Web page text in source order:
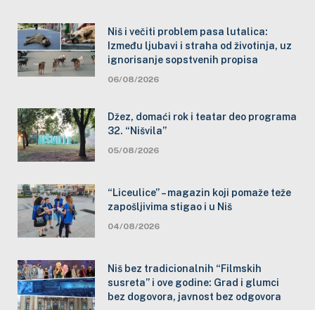
Niš i večiti problem pasa lutalica:
Između ljubavi i straha od životinja, uz
ignorisanje sopstvenih propisa
06/08/2026
Džez, domaći rok i teatar deo programa
32. “Nišvila”
05/08/2026
“Liceulice” – magazin koji pomaže teže
zapošljivima stigao i u Niš
04/08/2026
Niš bez tradicionalnih “Filmskih
susreta” i ove godine: Grad i glumci
bez dogovora, javnost bez odgovora